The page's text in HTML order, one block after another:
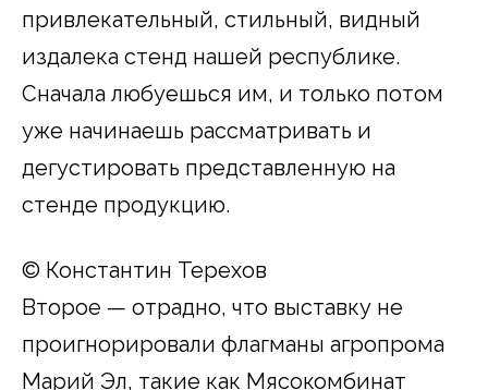
привлекательный, стильный, видный
издалека стенд нашей республике.
Сначала любуешься им, и только потом
уже начинаешь рассматривать и
дегустировать представленную на
стенде продукцию.
© Константин Терехов
Второе — отрадно, что выставку не
проигнорировали флагманы агропрома
Марий Эл, такие как Мясокомбинат